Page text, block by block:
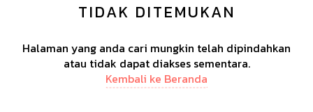
TIDAK DITEMUKAN
Halaman yang anda cari mungkin telah dipindahkan
atau tidak dapat diakses sementara.
Kembali ke Beranda